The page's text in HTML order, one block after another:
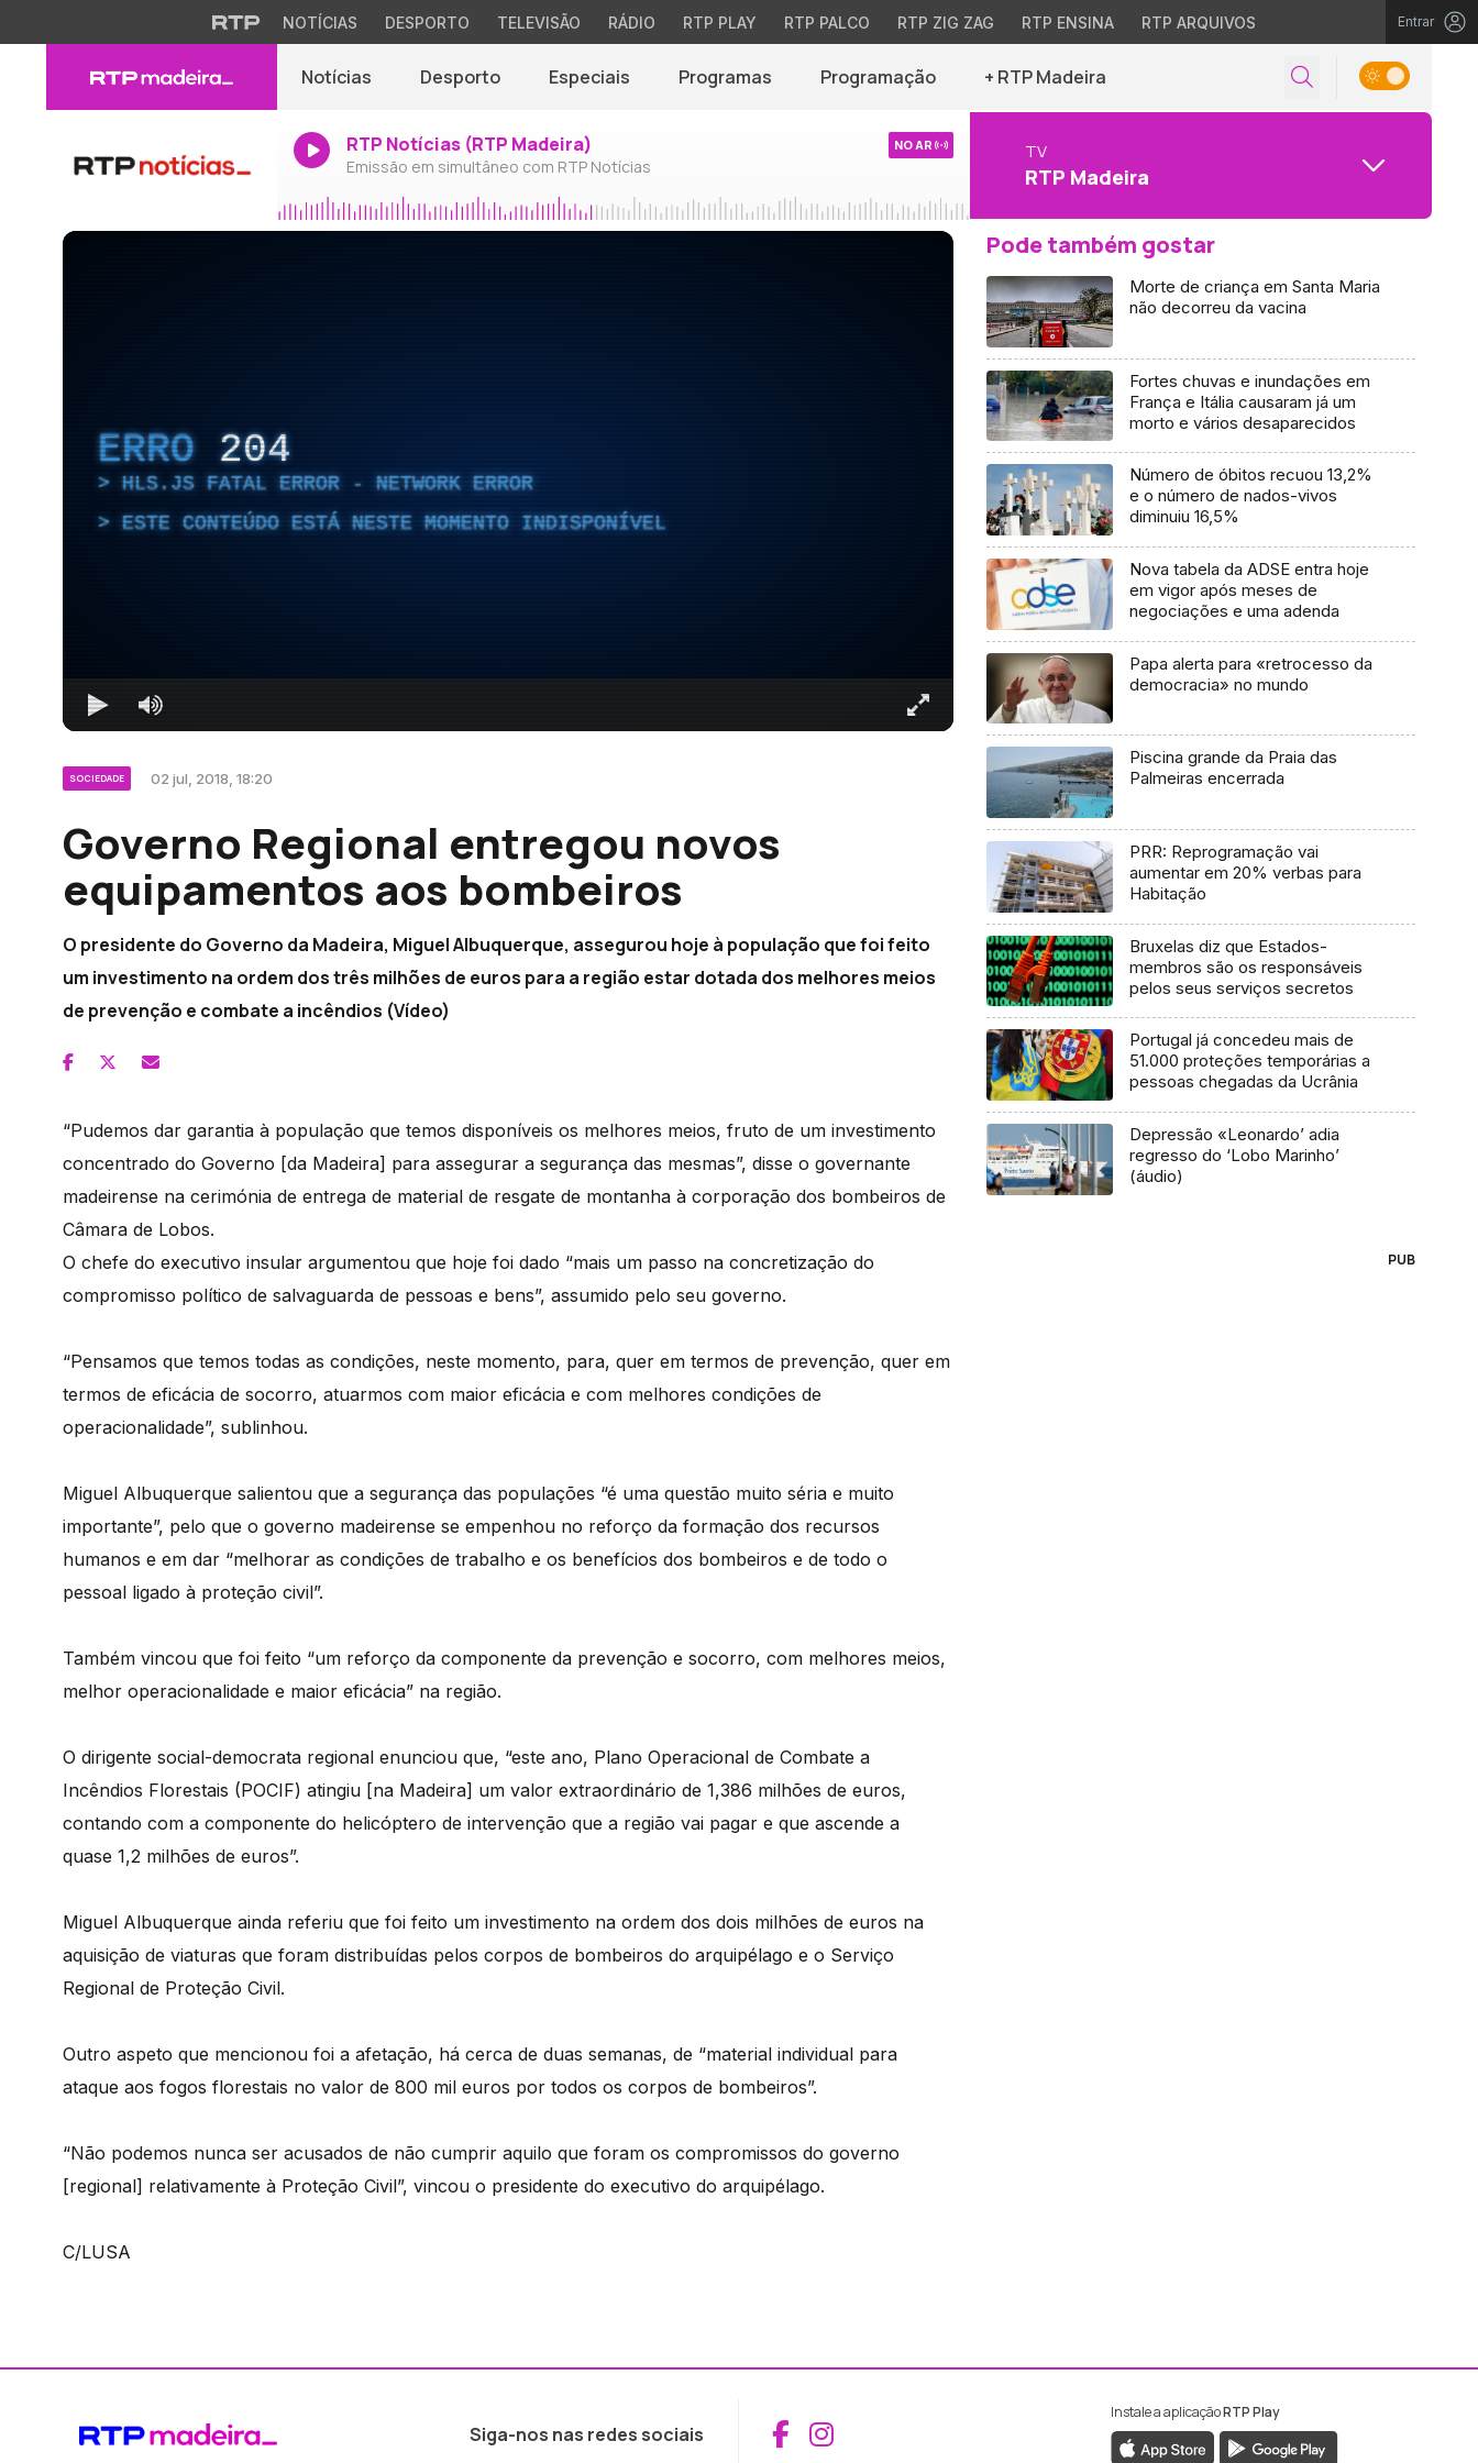
NOTÍCIAS DESPORTO TELEVISÃO RÁDIO RTP PLAY RTP PALCO RTP ZIG ZAG RTP ENSINA RTP ARQUIVOS Entrar
Notícias Desporto Especiais Programas Programação + RTP Madeira
RTP Notícias (RTP Madeira)
Emissão em simultâneo com RTP Notícias
NO AR TV
RTP Madeira
ERRO 204
HLS.JS FATAL ERROR - NETWORK ERROR
ESTE CONTEÚDO ESTÁ NESTE MOMENTO INDISPONÍVEL
SOCIEDADE 02 jul, 2018, 18:20
Governo Regional entregou novos
equipamentos aos bombeiros
O presidente do Governo da Madeira, Miguel Albuquerque, assegurou hoje à população que foi feito
um investimento na ordem dos três milhões de euros para a região estar dotada dos melhores meios
de prevenção e combate a incêndios (Vídeo)
“Pudemos dar garantia à população que temos disponíveis os melhores meios, fruto de um investimento
concentrado do Governo [da Madeira] para assegurar a segurança das mesmas”, disse o governante
madeirense na cerimónia de entrega de material de resgate de montanha à corporação dos bombeiros de
Câmara de Lobos.
O chefe do executivo insular argumentou que hoje foi dado “mais um passo na concretização do
compromisso político de salvaguarda de pessoas e bens”, assumido pelo seu governo.
“Pensamos que temos todas as condições, neste momento, para, quer em termos de prevenção, quer em
termos de eficácia de socorro, atuarmos com maior eficácia e com melhores condições de
operacionalidade”, sublinhou.
Miguel Albuquerque salientou que a segurança das populações “é uma questão muito séria e muito
importante”, pelo que o governo madeirense se empenhou no reforço da formação dos recursos
humanos e em dar “melhorar as condições de trabalho e os benefícios dos bombeiros e de todo o
pessoal ligado à proteção civil”.
Também vincou que foi feito “um reforço da componente da prevenção e socorro, com melhores meios,
melhor operacionalidade e maior eficácia” na região.
O dirigente social-democrata regional enunciou que, “este ano, Plano Operacional de Combate a
Incêndios Florestais (POCIF) atingiu [na Madeira] um valor extraordinário de 1,386 milhões de euros,
contando com a componente do helicóptero de intervenção que a região vai pagar e que ascende a
quase 1,2 milhões de euros”.
Miguel Albuquerque ainda referiu que foi feito um investimento na ordem dos dois milhões de euros na
aquisição de viaturas que foram distribuídas pelos corpos de bombeiros do arquipélago e o Serviço
Regional de Proteção Civil.
Outro aspeto que mencionou foi a afetação, há cerca de duas semanas, de “material individual para
ataque aos fogos florestais no valor de 800 mil euros por todos os corpos de bombeiros”.
“Não podemos nunca ser acusados de não cumprir aquilo que foram os compromissos do governo
[regional] relativamente à Proteção Civil”, vincou o presidente do executivo do arquipélago.
C/LUSA
Pode também gostar
Morte de criança em Santa Maria
não decorreu da vacina
Fortes chuvas e inundações em
França e Itália causaram já um
morto e vários desaparecidos
Número de óbitos recuou 13,2%
e o número de nados-vivos
diminuiu 16,5%
Nova tabela da ADSE entra hoje
em vigor após meses de
negociações e uma adenda
Papa alerta para «retrocesso da
democracia» no mundo
Piscina grande da Praia das
Palmeiras encerrada
PRR: Reprogramação vai
aumentar em 20% verbas para
Habitação
Bruxelas diz que Estados-
membros são os responsáveis
pelos seus serviços secretos
Portugal já concedeu mais de
51.000 proteções temporárias a
pessoas chegadas da Ucrânia
Depressão «Leonardo’ adia
regresso do ‘Lobo Marinho’
(áudio)
PUB
Siga-nos nas redes sociais Aceder ao Facebook da RTP Madeira
Aceder ao Instagram da RTP Madeira
Instale a aplicaçãoRTP Play